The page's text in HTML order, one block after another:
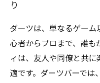
ターしよう
り
ダーツは、単なるゲーム
心者からプロまで、誰も
ィは、友人や同僚と共
適です。ダーツバーでは